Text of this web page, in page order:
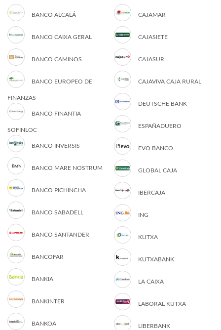
BANCO ALCALÁ
BANCO CAIXA GERAL
BANCO CAMINOS
BANCO EUROPEO DE
FINANZAS
BANCO FINANTIA
SOFINLOC
BANCO INVERSIS
BANCO MARE NOSTRUM
BANCO PICHINCHA
BANCO SABADELL
BANCO SANTANDER
BANCOFAR
BANKIA
BANKINTER
BANKOA
CAJAMAR
CAJASIETE
CAJASUR
CAJAVIVA CAJA RURAL
DEUTSCHE BANK
ESPAÑADUERO
EVO BANCO
GLOBAL CAJA
IBERCAJA
ING
KUTXA
KUTXABANK
LA CAIXA
LABORAL KUTXA
LIBERBANK